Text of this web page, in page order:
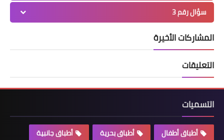
سؤال رقم 3
المشاركات الأخيرة
التعليقات
التسميات
أطباق أطفال أطباق بحرية
أطباق جانبية